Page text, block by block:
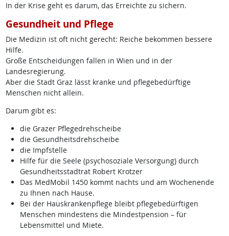
In der Krise geht es darum, das Erreichte zu sichern.
Gesundheit und Pflege
Die Medizin ist oft nicht gerecht: Reiche bekommen bessere
Hilfe.
Große Entscheidungen fallen in Wien und in der
Landesregierung.
Aber die Stadt Graz lässt kranke und pflegebedürftige
Menschen nicht allein.
Darum gibt es:
die Grazer Pflegedrehscheibe
die Gesundheitsdrehscheibe
die Impfstelle
Hilfe für die Seele (psychosoziale Versorgung) durch
Gesundheitsstadtrat Robert Krotzer
Das MedMobil 1450 kommt nachts und am Wochenende
zu Ihnen nach Hause.
Bei der Hauskrankenpflege bleibt pflegebedürftigen
Menschen mindestens die Mindestpension – für
Lebensmittel und Miete.